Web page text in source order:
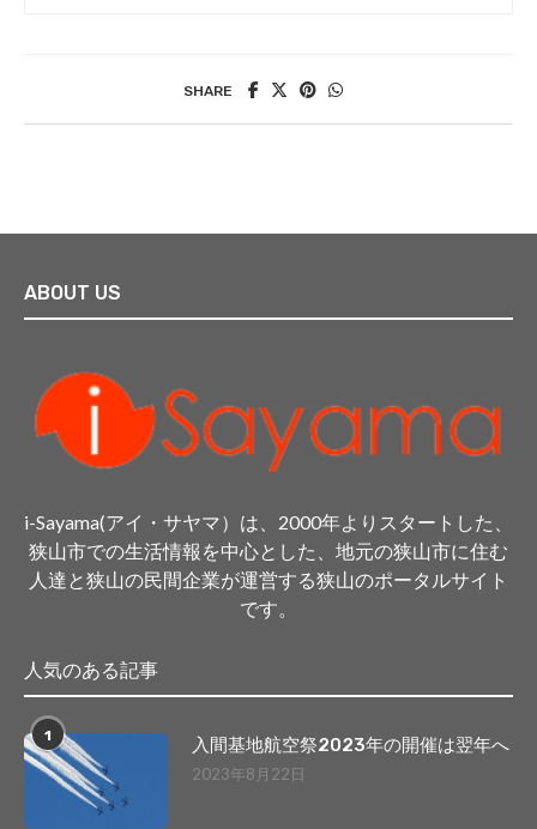
SHARE
ABOUT US
i-Sayama(アイ・サヤマ）は、2000年よりスタートした、
狭山市での生活情報を中心とした、地元の狭山市に住む
人達と狭山の民間企業が運営する狭山のポータルサイト
です。
人気のある記事
1 入間基地航空祭2023年の開催は翌年へ
2023年8月22日